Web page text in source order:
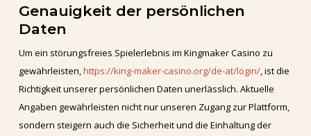
Genauigkeit der persönlichen
Daten
Um ein störungsfreies Spielerlebnis im Kingmaker Casino zu
gewährleisten,https://king-maker-casino.org/de-at/login/, ist die
Richtigkeit unserer persönlichen Daten unerlässlich. Aktuelle
Angaben gewährleisten nicht nur unseren Zugang zur Plattform,
sondern steigern auch die Sicherheit und die Einhaltung der